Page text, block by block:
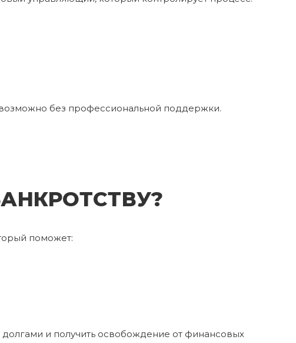
без профессиональной поддержки.
поможет:
и получить освобождение от финансовых